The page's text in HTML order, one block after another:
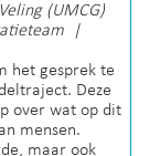
(UMCG)
|
het gesprek te
Deze
over wat op dit
mensen.
maar ook